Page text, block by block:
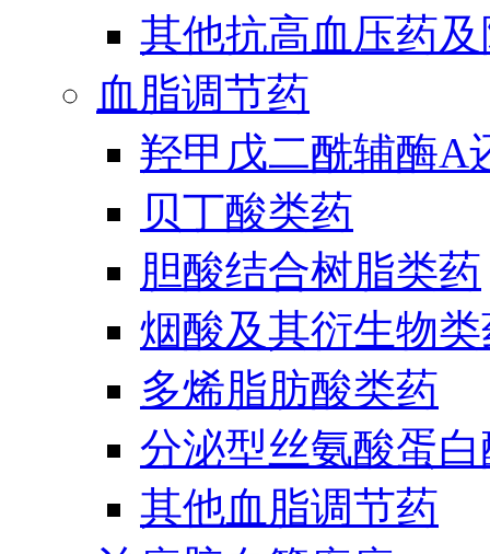
其他抗高血压药
血脂调节药
羟甲戊二酰辅酶A
贝丁酸类药
胆酸结合树脂类药
烟酸及其衍生物
多烯脂肪酸类药
分泌型丝氨酸蛋
其他血脂调节药